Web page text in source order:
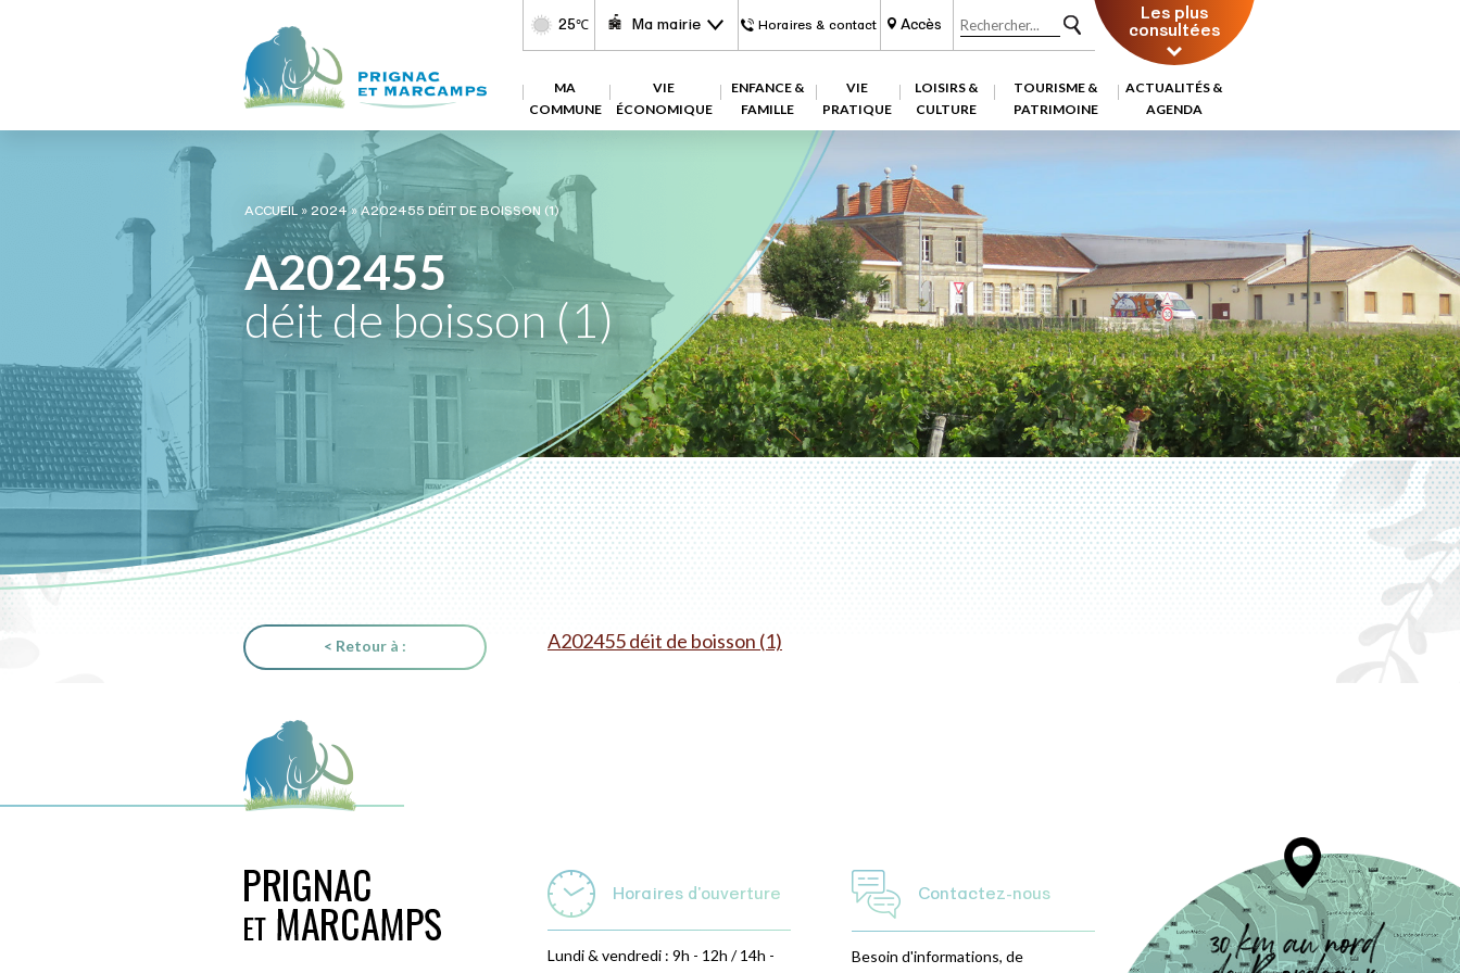
25℃ Ma mairie Horaires & contact Accès Les plus
consultées
MA
COMMUNE
VIE
ÉCONOMIQUE
ENFANCE &
FAMILLE
VIE
PRATIQUE
LOISIRS &
CULTURE
TOURISME &
PATRIMOINE
ACTUALITÉS &
AGENDA
ACCUEIL»2024»A202455 DÉIT DE BOISSON (1)
A202455
déit de boisson (1)
< Retour à : A202455 déit de boisson (1)
Horaires d'ouverture
Lundi & vendredi : 9h - 12h / 14h -
Contactez-nous
Besoin d'informations, de